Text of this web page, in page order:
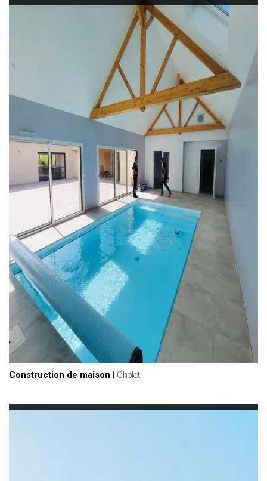
Construction de maison | Cholet